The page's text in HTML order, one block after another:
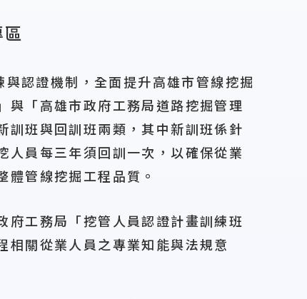
認證機制，全面提升高雄市管線挖掘
與「高雄市政府工務局道路挖掘管理
訓班與回訓班兩類，其中新訓班係針
人員每三年須回訓一次，以確保從業
管線挖掘工程品質。
工務局「挖管人員認證計畫訓練班
相關從業人員之專業知能與法規意